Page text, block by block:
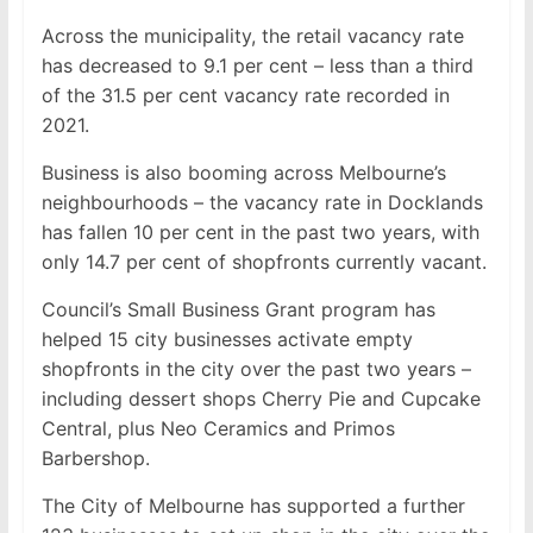
Across the municipality, the retail vacancy rate
has decreased to 9.1 per cent – less than a third
of the 31.5 per cent vacancy rate recorded in
2021.
Business is also booming across Melbourne’s
neighbourhoods – the vacancy rate in Docklands
has fallen 10 per cent in the past two years, with
only 14.7 per cent of shopfronts currently vacant.
Council’s Small Business Grant program has
helped 15 city businesses activate empty
shopfronts in the city over the past two years –
including dessert shops Cherry Pie and Cupcake
Central, plus Neo Ceramics and Primos
Barbershop.
The City of Melbourne has supported a further